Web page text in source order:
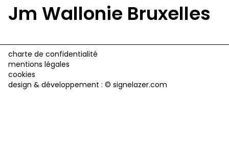
suivez-nous
A
Jm Wallonie Bruxelles
charte de confidentialité
mentions légales
cookies
design & développement : © signelazer.com